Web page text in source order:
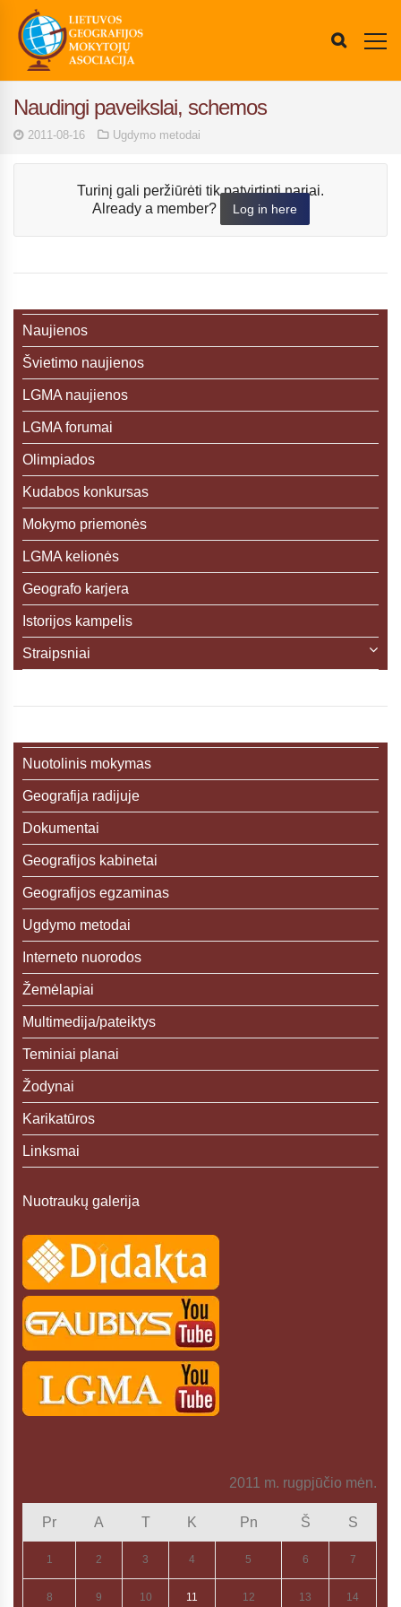
Naudingi paveikslai, schemos
2011-08-16 Ugdymo metodai
Turinį gali peržiūrėti tik patvirtinti nariai.
Already a member?
Log in here
Naujienos
Švietimo naujienos
LGMA naujienos
LGMA forumai
Olimpiados
Kudabos konkursas
Mokymo priemonės
LGMA kelionės
Geografo karjera
Istorijos kampelis
Straipsniai
Nuotolinis mokymas
Geografija radijuje
Dokumentai
Geografijos kabinetai
Geografijos egzaminas
Ugdymo metodai
Interneto nuorodos
Žemėlapiai
Multimedija/pateiktys
Teminiai planai
Žodynai
Karikatūros
Linksmai
Nuotraukų galerija
2011 m. rugpjūčio mėn.
Pr A T K Pn Š S
1 2 3 4 5 6 7
8 9 10 11 12 13 14